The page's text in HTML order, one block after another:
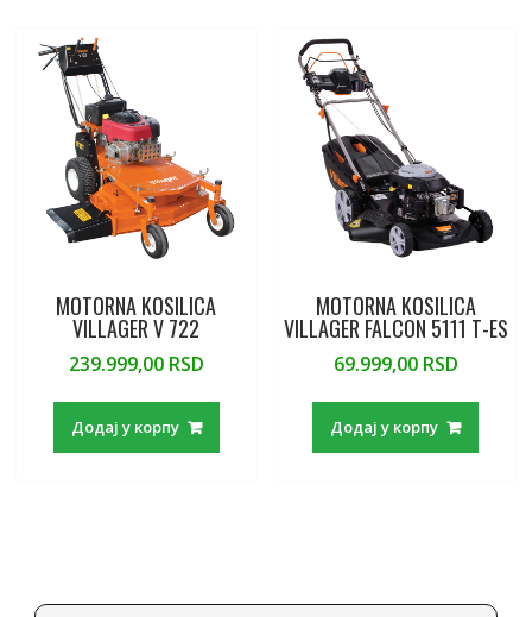
MOTORNA KOSILICA
VILLAGER V 722
239.999,00 RSD
Додај у корпу
MOTORNA KOSILICA
VILLAGER FALCON 5111 T-ES
69.999,00 RSD
Додај у корпу